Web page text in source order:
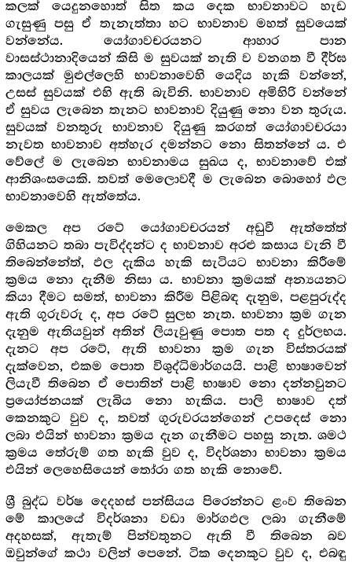
කලක් යෙදුනහොත් සිත කය දෙක භාවනාවට හැඩ
ගැසුණු පසු ඒ තැනැත්තා හට භාවනාව මහත් සුවයෙක්
වන්නේය. යෝගාවචරයනට ආහාර පාන
වාසස්ථානාදියෙන් කිසි ම සුවයක් නැති ව වනගත වී දීර්ඝ
කාලයක් මුළුල්ලෙහි භාවනාවෙහි යෙදිය හැකි වන්නේ,
උසස් සුවයක් එහි ඇති බැවිනි. භාවනාව අමිහිරි වන්නේ
ඒ සුවය ලැබෙන තැනට භාවනාව දියුණු නො වන තුරුය.
සුවයක් වනතුරු භාවනාව දියුණු කරගත් යෝගාවචරයා
නැවත භාවනාව අත්හැර දමන්නට නො සිතන්නේ ය. එ
වේලේ ම ලැබෙන භාවනාමය සුඛය ද, භාවනාවේ එක්
ආනිශංසයෙකි. තවත් මෙලොවදී ම ලැබෙන බොහෝ ඵල
භාවනාවෙහි ඇත්තේය.
මෙකල අප රටේ යෝගාවචරයන් අඩුවී ඇත්තේත්
ගිහියනට තබා පැවිද්දන්ට ද භාවනාව අරළු කසාය වැනි වී
තිබෙන්නේත්, ඵල දැකිය හැකි සැටියට භාවනා කිරීමේ
ක්‍රමය නො දැනීම නිසා ය. භාවනා ක්‍රමයක් අන්‍යයනට
කියා දීමට සමත්, භාවනා කිරීම පිළිබඳ දැනුම, පළපුරුද්ද
ඇති ගුරුවරු ද, අප රටේ සුලභ නැත. භාවනා ක්‍රම ගැන
දැනුම ඇතියවුන් අතින් ලියැවුණු පොත පත ද දුර්ලභය.
දැනට අප රටේ, ඇති භාවනා ක්‍රම ගැන විස්තරයක්
දැක්වෙන, එකම පොත විශුද්ධිමාර්ගයයි. පාළි භාෂාවෙන්
ලියැවී තිබෙන ඒ පොතින් පාළි භාෂාව නො දන්නවුනට
ප්‍රයෝජනයක් ලැබිය නො හැකිය. පාලි භාෂාව දත්
කෙනකුට වුව ද, තවත් ගුරුවරයන්ගෙන් උපදෙස් නො
ලබා එයින් භාවනා ක්‍රමය දැන ගැනීමට පහසු නැත. ශමථ
ක්‍රමය තේරුම් ගත හැකි වුව ද, විදර්ශනා භාවනා ක්‍රමය
එයින් ලෙහෙසියෙන් තෝරා ගත හැකි නොවේ.
ශ්‍රී බුද්ධ වර්ෂ දෙදහස් පන්සියය පිරෙන්නට ළංව තිබෙන
මේ කාලයේ විදර්ශනා වඩා මාර්ගඵල ලබා ගැනීමේ
අදහසක්, ඇතැම් පින්වතුනට ඇති වී තිබෙන බව
ඔවුන්ගේ කථා වලින් පෙනේ. ටික දෙනකුට වුව ද, එබඳු